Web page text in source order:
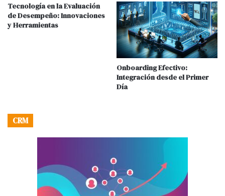
Tecnología en la Evaluación
de Desempeño: Innovaciones
y Herramientas
Onboarding Efectivo:
Integración desde el Primer
Día
CRM